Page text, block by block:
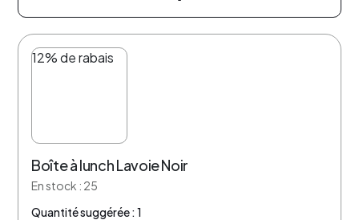
12% de rabais
Boîte à lunch Lavoie Noir
En stock : 25
Quantité suggérée : 1